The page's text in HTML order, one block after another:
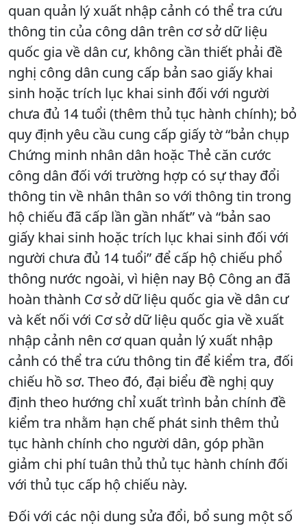
quan quản lý xuất nhập cảnh có thể tra cứu
thông tin của công dân trên cơ sở dữ liệu
quốc gia về dân cư, không cần thiết phải đề
nghị công dân cung cấp bản sao giấy khai
sinh hoặc trích lục khai sinh đối với người
chưa đủ 14 tuổi (thêm thủ tục hành chính); bỏ
quy định yêu cầu cung cấp giấy tờ “bản chụp
Chứng minh nhân dân hoặc Thẻ căn cước
công dân đối với trường hợp có sự thay đổi
thông tin về nhân thân so với thông tin trong
hộ chiếu đã cấp lần gần nhất” và “bản sao
giấy khai sinh hoặc trích lục khai sinh đối với
người chưa đủ 14 tuổi” để cấp hộ chiếu phổ
thông nước ngoài, vì hiện nay Bộ Công an đã
hoàn thành Cơ sở dữ liệu quốc gia về dân cư
và kết nối với Cơ sở dữ liệu quốc gia về xuất
nhập cảnh nên cơ quan quản lý xuất nhập
cảnh có thể tra cứu thông tin để kiểm tra, đối
chiếu hồ sơ. Theo đó, đại biểu đề nghị quy
định theo hướng chỉ xuất trình bản chính đề
kiểm tra nhằm hạn chế phát sinh thêm thủ
tục hành chính cho người dân, góp phần
giảm chi phí tuân thủ thủ tục hành chính đối
với thủ tục cấp hộ chiếu này.
Đối với các nội dung sửa đổi, bổ sung một số